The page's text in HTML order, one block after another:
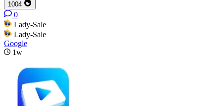
1004
0
Lady-Sale
Lady-Sale
Google
1w